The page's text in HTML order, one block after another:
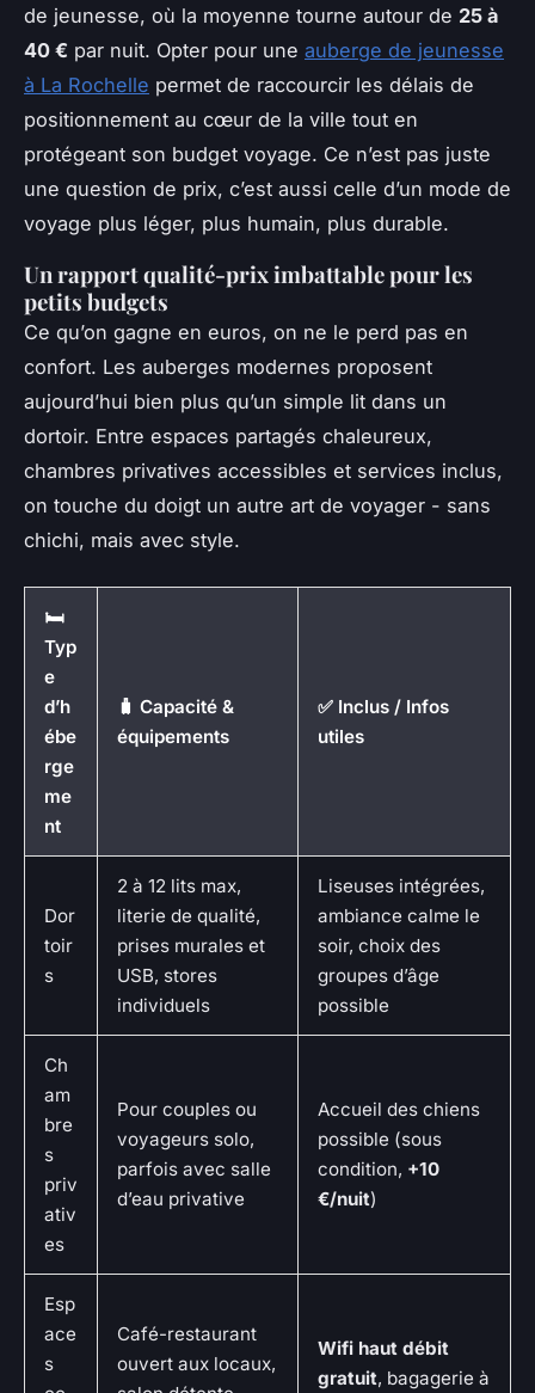
de jeunesse, où la moyenne tourne autour de 25 à
40 € par nuit. Opter pour une auberge de jeunesse
à La Rochelle permet de raccourcir les délais de
positionnement au cœur de la ville tout en
protégeant son budget voyage. Ce n’est pas juste
une question de prix, c’est aussi celle d’un mode de
voyage plus léger, plus humain, plus durable.
Un rapport qualité-prix imbattable pour les
petits budgets
Ce qu’on gagne en euros, on ne le perd pas en
confort. Les auberges modernes proposent
aujourd’hui bien plus qu’un simple lit dans un
dortoir. Entre espaces partagés chaleureux,
chambres privatives accessibles et services inclus,
on touche du doigt un autre art de voyager - sans
chichi, mais avec style.
🛏️
Typ
e
d’h
ébe
rge
me
nt
🧳 Capacité &
équipements
✅ Inclus / Infos
utiles
Dor
toir
s
2 à 12 lits max,
literie de qualité,
prises murales et
USB, stores
individuels
Liseuses intégrées,
ambiance calme le
soir, choix des
groupes d’âge
possible
Ch
am
bre
s
priv
ativ
es
Pour couples ou
voyageurs solo,
parfois avec salle
d’eau privative
Accueil des chiens
possible (sous
condition, +10
€/nuit)
Esp
ace
s
Café-restaurant
ouvert aux locaux,
Wifi haut débit
gratuit, bagagerie à